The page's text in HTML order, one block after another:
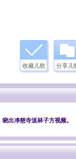
收藏儿歌 分享儿
出净慈寺送林子方视频。